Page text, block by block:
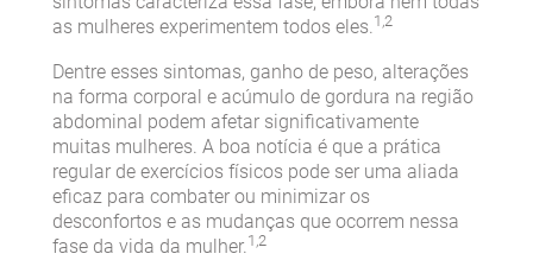
as mulheres experimentem todos eles. 1,2
Dentre esses sintomas, ganho de peso, alterações
na forma corporal e acúmulo de gordura na região
abdominal podem afetar significativamente
muitas mulheres. A boa notícia é que a prática
regular de exercícios físicos pode ser uma aliada
eficaz para combater ou minimizar os
desconfortos e as mudanças que ocorrem nessa
fase da vida da mulher.1,2